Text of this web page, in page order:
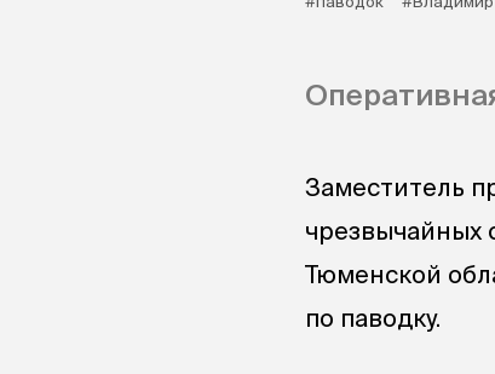
Заместитель
чрезвычайных
Тюменской
по паводку.